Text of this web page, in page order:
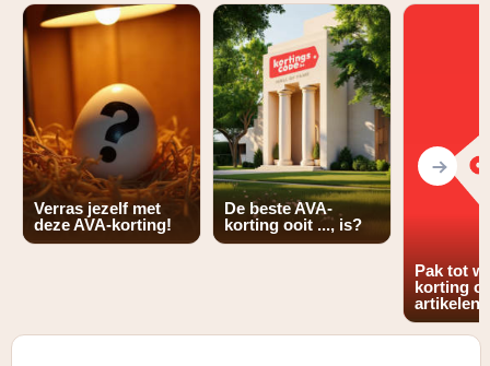
Check de aanbiedingen van AVA
Verras jezelf met
deze AVA-korting!
De beste AVA-
korting ooit ..., is?
Pak tot
korting
artikelen